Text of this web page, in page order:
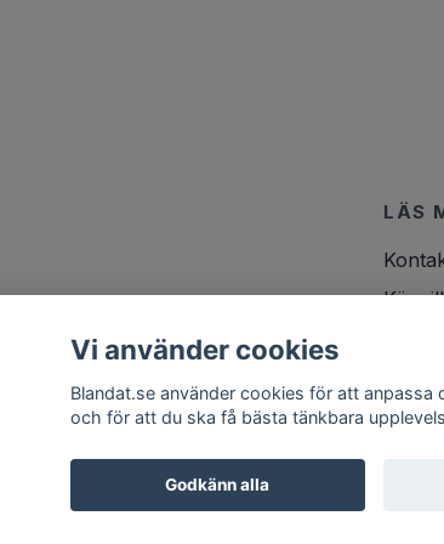
LÄS
Vi använder cookies
Blandat.se använder cookies för att anpassa
och för att du ska få bästa tänkbara
Godkänn alla